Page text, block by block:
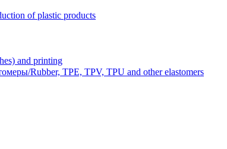
of plastic products
and printing
Rubber, TPE, TPV, TPU and other elastomers